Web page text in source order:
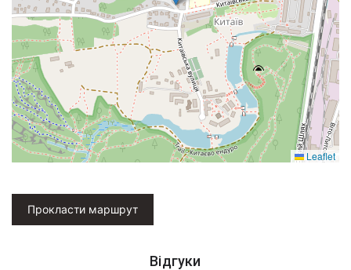
Leaflet
Прокласти маршрут
Відгуки